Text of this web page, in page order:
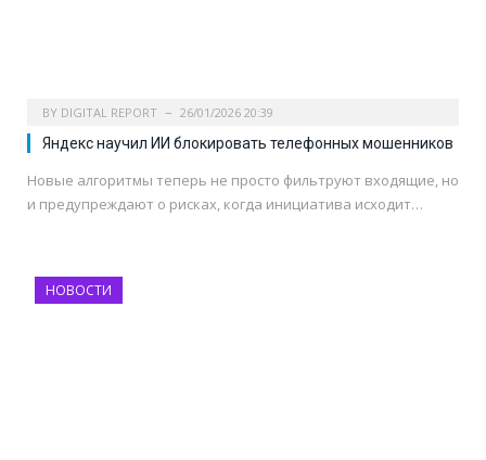
BY DIGITAL REPORT 26/01/2026 20:39
Яндекс научил ИИ блокировать телефонных мошенников
Новые алгоритмы теперь не просто фильтруют входящие, но
и предупреждают о рисках, когда инициатива исходит…
НОВОСТИ